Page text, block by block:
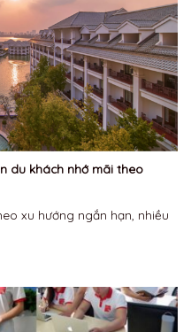
du khách nhớ mãi theo
xu hướng ngắn hạn, nhiều